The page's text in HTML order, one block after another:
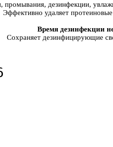
промывания, дезинфекции,
Эффективно удаляет
Время дезинфекции
Сохраняет дезинфицирующие